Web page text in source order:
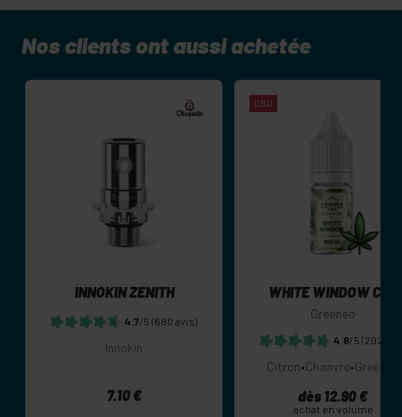
Nos clients ont aussi achetée
INNOKIN ZENITH
4.7/5 (680 avis)
Innokin
7.10 €
CBD
WHITE WINDOW CBD
Greeneo
4.8/5 (202
Citron•Chanvre•Greeneo
dès 12.90 €
achat en volume